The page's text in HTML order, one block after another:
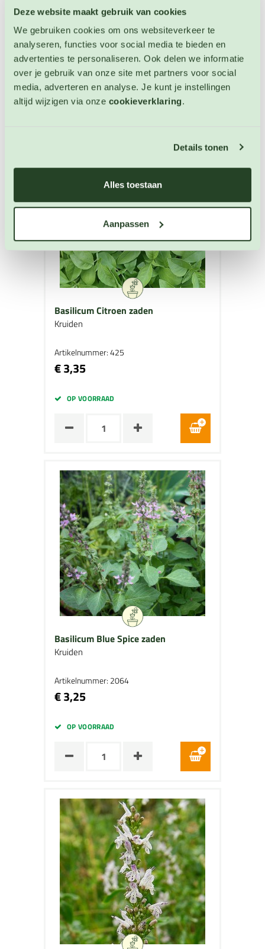
Deze website maakt gebruik van cookies
We gebruiken cookies om ons websiteverkeer te
analyseren, functies voor social media te bieden en
advertenties te personaliseren. Ook delen we informatie
over je gebruik van onze site met partners voor social
media, adverteren en analyse. Je kunt je instellingen
altijd wijzigen via onze cookieverklaring.
Details tonen
Alles toestaan
Aanpassen
Artikelnummer: 422
€ 3,25
OP VOORRAAD
Basilicum Citroen zaden
Kruiden
Artikelnummer: 425
€ 3,35
OP VOORRAAD
Basilicum Blue Spice zaden
Kruiden
Artikelnummer: 2064
€ 3,25
OP VOORRAAD